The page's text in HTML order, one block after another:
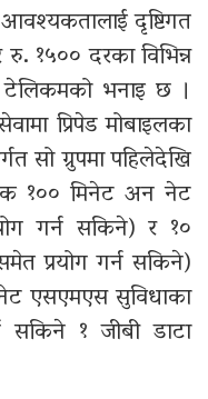
दृष्टिगत
१५०० दरका विभिन्न
भनाइ छ ।
प्रिपेड मोबाइलका
सो ग्रुपमा पहिलेदेखि
१०० मिनेट अन नेट
गर्न सकिने) र १०
प्रयोग गर्न सकिने)
एसएमएस सुविधाका
१ जीबी डाटा